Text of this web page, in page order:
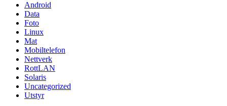
Android
Data
Foto
Linux
Mat
Mobiltelefon
Nettverk
RottLAN
Solaris
Uncategorized
Utstyr